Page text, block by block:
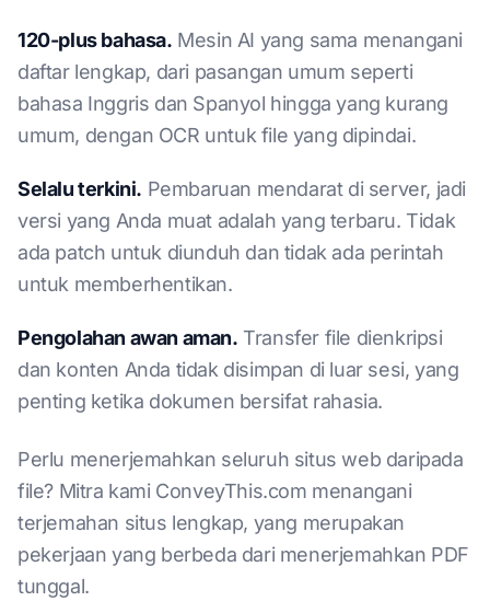
120-plus bahasa. Mesin AI yang sama menangani
daftar lengkap, dari pasangan umum seperti
bahasa Inggris dan Spanyol hingga yang kurang
umum, dengan OCR untuk file yang dipindai.
Selalu terkini. Pembaruan mendarat di server, jadi
versi yang Anda muat adalah yang terbaru. Tidak
ada patch untuk diunduh dan tidak ada perintah
untuk memberhentikan.
Pengolahan awan aman. Transfer file dienkripsi
dan konten Anda tidak disimpan di luar sesi, yang
penting ketika dokumen bersifat rahasia.
Perlu menerjemahkan seluruh situs web daripada
file? Mitra kami ConveyThis.com menangani
terjemahan situs lengkap, yang merupakan
pekerjaan yang berbeda dari menerjemahkan PDF
tunggal.